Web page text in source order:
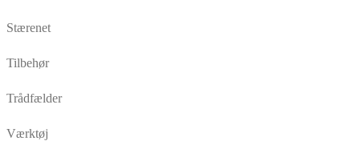
Stærenet
Tilbehør
Trådfælder
Værktøj